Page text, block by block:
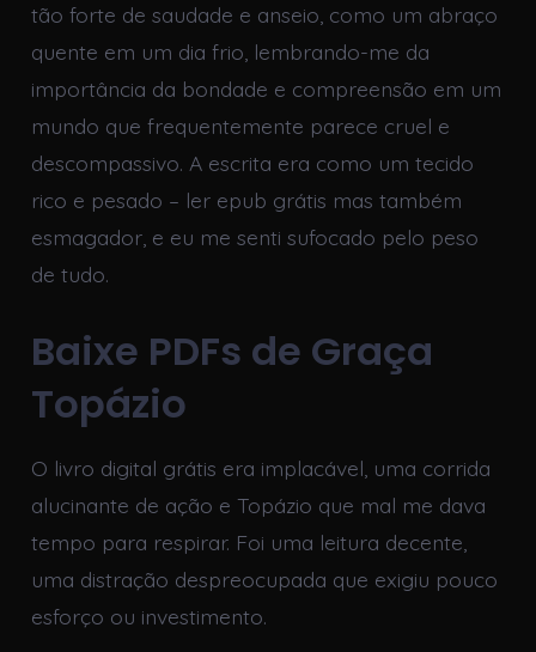
tão forte de saudade e anseio, como um abraço
quente em um dia frio, lembrando-me da
importância da bondade e compreensão em um
mundo que frequentemente parece cruel e
descompassivo. A escrita era como um tecido
rico e pesado – ler epub grátis mas também
esmagador, e eu me senti sufocado pelo peso
de tudo.
Baixe PDFs de Graça
Topázio
O livro digital grátis era implacável, uma corrida
alucinante de ação e Topázio que mal me dava
tempo para respirar. Foi uma leitura decente,
uma distração despreocupada que exigiu pouco
esforço ou investimento.